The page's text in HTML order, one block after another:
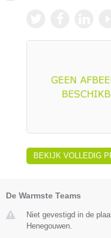
BEKIJK VOLLEDIG
De Warmste Teams
Niet gevestigd in de
Henegouwen.